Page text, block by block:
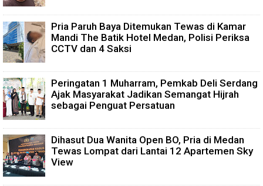
Pria Paruh Baya Ditemukan Tewas di Kamar
Mandi The Batik Hotel Medan, Polisi Periksa
CCTV dan 4 Saksi
Peringatan 1 Muharram, Pemkab Deli Serdang
Ajak Masyarakat Jadikan Semangat Hijrah
sebagai Penguat Persatuan
Dihasut Dua Wanita Open BO, Pria di Medan
Tewas Lompat dari Lantai 12 Apartemen Sky
View